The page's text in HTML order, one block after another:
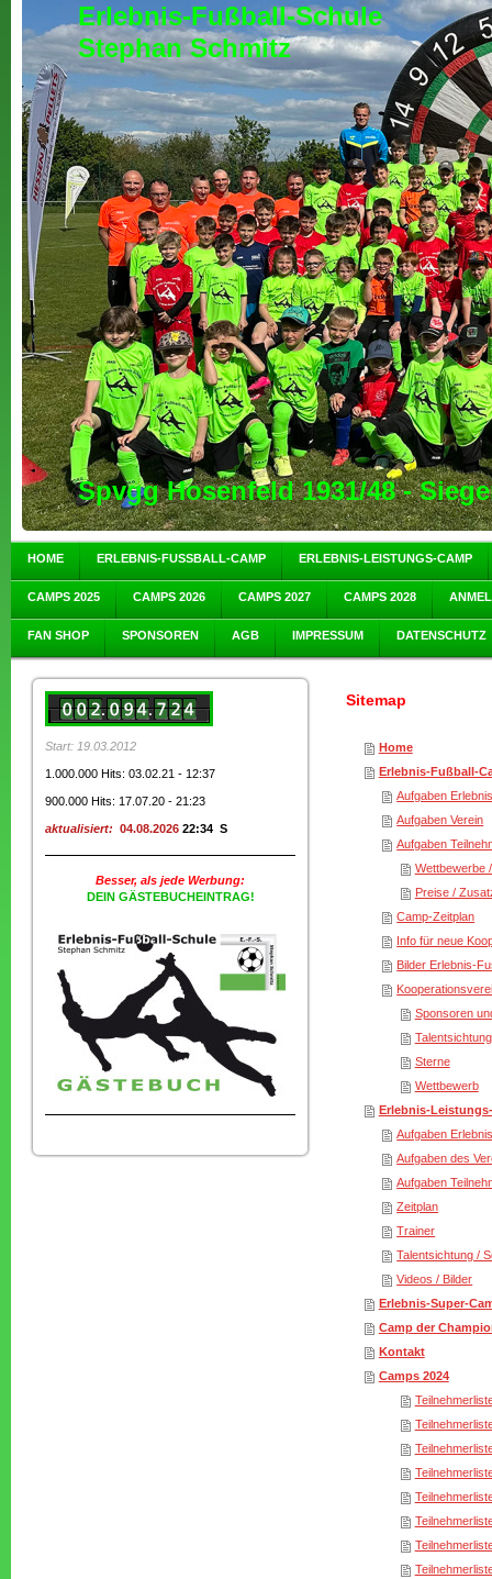
Erlebnis-Fußball-Schule
Stephan Schmitz
Spvgg Hosenfeld 1931/48 -
HOME ERLEBNIS-FUSSBALL-CAMP ERLEBNIS-LEISTUNGS-CAMP
CAMPS 2025 CAMPS 2026 CAMPS 2027 CAMPS 2028
FAN SHOP SPONSOREN AGB IMPRESSUM DATENSCHUTZ
Start: 19.03.2012
1.000.000 Hits: 03.02.21 - 12:37
900.000 Hits: 17.07.20 - 21:23
aktualisiert: 04.08.2026 22:34 S
Besser, als jede Werbung:
DEIN GÄSTEBUCHEINTRAG!
Sitemap
Home
Erlebnis-Fußball-
Aufgaben
Aufgaben Verein
Aufgaben
Wettbewerbe
Preise /
Camp-Zeitplan
Info für neue
Bilder Erlebnis-
Sponsoren
Sterne
Wettbewerb
Erlebnis-
Aufgaben
Aufgaben des
Aufgaben
Zeitplan
Trainer
Talentsichtung /
Videos / Bilder
Erlebnis-Super-
Camp der
Kontakt
Camps 2024